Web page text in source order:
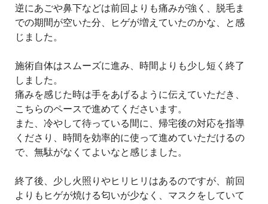
逆にあごや鼻下などは前回よりも痛みが強く、脱毛ま
での期間が空いた分、ヒゲが増えていたのかな、と感
じました。
施術自体はスムーズに進み、時間よりも少し短く終了
しました。
痛みを感じた時は手をあげるように伝えていただき、
こちらのペースで進めてくださいます。
また、冷やして待っている間に、帰宅後の対応を指導
くださり、時間を効率的に使って進めていただけるの
で、無駄がなくてよいなと感じました。
終了後、少し火照りやヒリヒリはあるのですが、前回
よりもヒゲが焼ける匂いが少なく、マスクをしていて